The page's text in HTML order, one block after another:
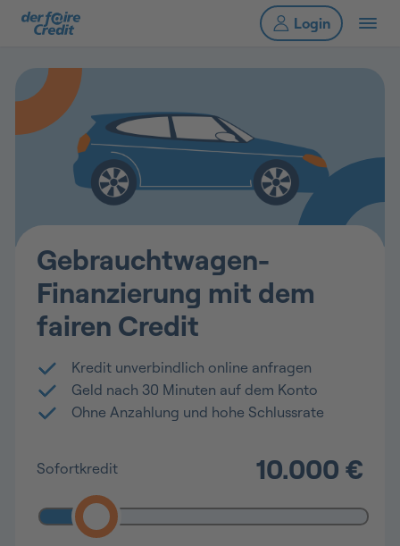
Gebrauchtwagen-
Finanzierung mit dem
fairen Credit
Kredit unverbindlich online anfragen
Geld nach 30 Minuten auf dem Konto
Ohne Anzahlung und hohe Schlussrate